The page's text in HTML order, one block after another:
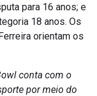
para 16 anos; e
18 anos. Os
orientam os
conta com o
por meio do